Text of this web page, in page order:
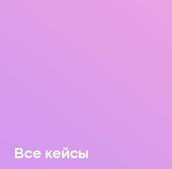
Все кейсы